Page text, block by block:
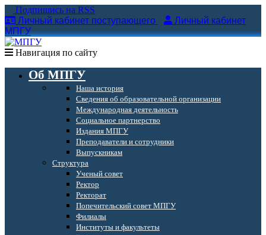
Подпишись на RSS
Личный кабинет поступающего
Личный кабинет
МПГУ
Навигация по сайту
Об МПГУ
Наша история
Сведения об образовательной организации
Международная деятельность
Социальное партнерство
Издания МПГУ
Преподаватели и сотрудники
Выпускникам
Структура
Ученый совет
Ректор
Ректорат
Попечительский совет МПГУ
Филиалы
Институты и факультеты